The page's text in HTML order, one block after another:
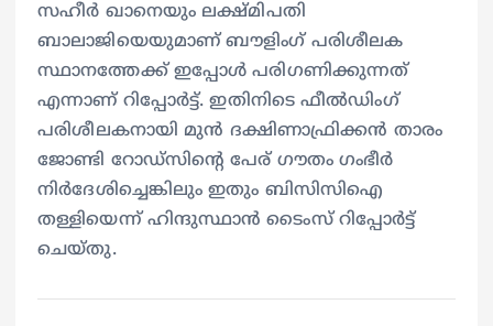
സഹീര്‍ ഖാനെയും ലക്ഷ്മിപതി
ബാലാജിയെയുമാണ് ബൗളിംഗ് പരിശീലക
സ്ഥാനത്തേക്ക് ഇപ്പോള്‍ പരിഗണിക്കുന്നത്
എന്നാണ് റിപ്പോര്‍ട്ട്. ഇതിനിടെ ഫീല്‍ഡിംഗ്
പരിശീലകനായി മുൻ ദക്ഷിണാഫ്രിക്കന്‍ താരം
ജോണ്ടി റോഡ്സിന്‍റെ പേര് ഗൗതം ഗംഭീര്‍
നിര്‍ദേശിച്ചെങ്കിലും ഇതും ബിസിസിഐ
തള്ളിയെന്ന് ഹിന്ദുസ്ഥാന്‍ ടൈംസ് റിപ്പോര്‍ട്ട്
ചെയ്തു.